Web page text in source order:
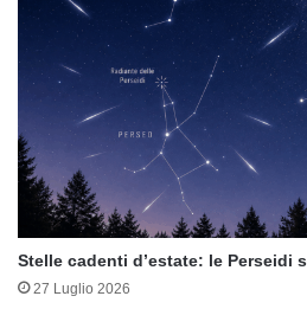
Stelle cadenti d’estate: le Perseidi
27 Luglio 2026